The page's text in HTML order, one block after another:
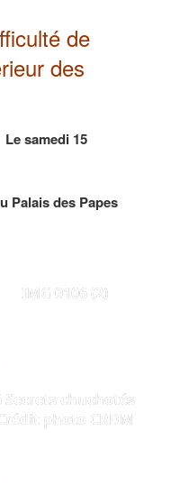
de
des
15
Palais des Papes
IMG 0106 (2)
Secrets chuchotés
photo CRDM